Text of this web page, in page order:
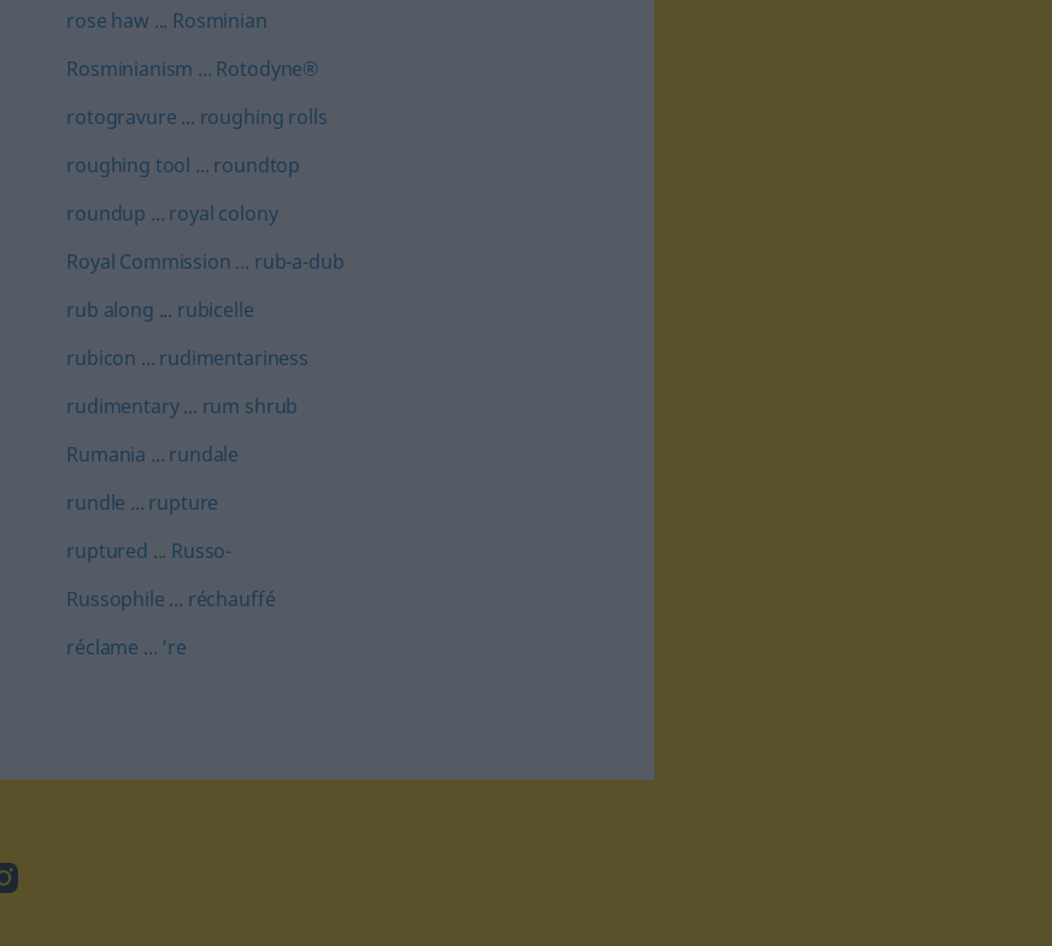
rose haw ... Rosminian
Rosminianism ... Rotodyne®
rotogravure ... roughing rolls
roughing tool ... roundtop
roundup ... royal colony
Royal Commission ... rub-a-dub
rub along ... rubicelle
rubicon ... rudimentariness
rudimentary ... rum shrub
Rumania ... rundale
rundle ... rupture
ruptured ... Russo-
Russophile ... réchauffé
réclame ... ’re
Instagram